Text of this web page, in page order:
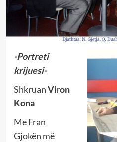
-Portreti
krijuesi-
ShkruanViron
Kona
Me Fran
Gjokën më